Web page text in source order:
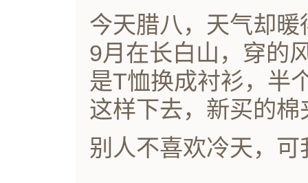
今天腊八，天气却暖
9月在长白山，穿的
是T恤换成衬衫，半
这样下去，新买的
别人不喜欢冷天，可